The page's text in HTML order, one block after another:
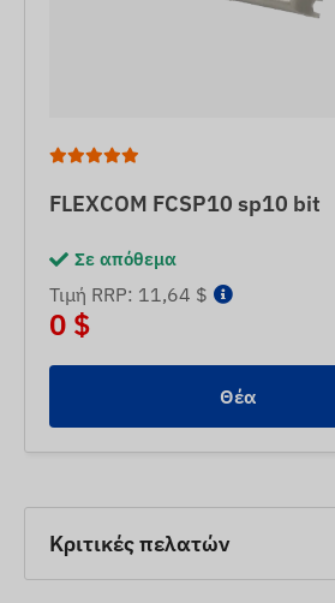
FLEXCOM FCSP10 sp10 bit
Σε απόθεμα
Τιμή RRP: 11,64 $
0 $
Θέα
Κριτικές πελατών